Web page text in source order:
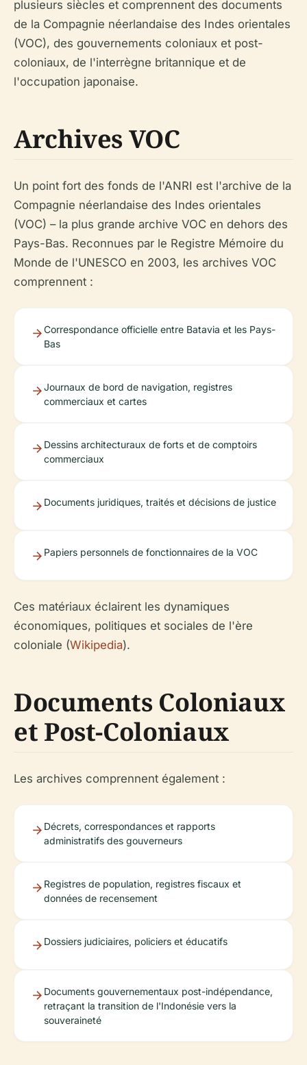
plusieurs siècles et comprennent des documents
de la Compagnie néerlandaise des Indes orientales
(VOC), des gouvernements coloniaux et post-
coloniaux, de l'interrègne britannique et de
l'occupation japonaise.
Archives VOC
Un point fort des fonds de l'ANRI est l'archive de la
Compagnie néerlandaise des Indes orientales
(VOC) – la plus grande archive VOC en dehors des
Pays-Bas. Reconnues par le Registre Mémoire du
Monde de l'UNESCO en 2003, les archives VOC
comprennent :
Correspondance officielle entre Batavia et les Pays-
Bas
Journaux de bord de navigation, registres
commerciaux et cartes
Dessins architecturaux de forts et de comptoirs
commerciaux
Documents juridiques, traités et décisions de justice
Papiers personnels de fonctionnaires de la VOC
Ces matériaux éclairent les dynamiques
économiques, politiques et sociales de l'ère
coloniale (Wikipedia).
Documents Coloniaux
et Post-Coloniaux
Les archives comprennent également :
Décrets, correspondances et rapports
administratifs des gouverneurs
Registres de population, registres fiscaux et
données de recensement
Dossiers judiciaires, policiers et éducatifs
Documents gouvernementaux post-indépendance,
retraçant la transition de l'Indonésie vers la
souveraineté